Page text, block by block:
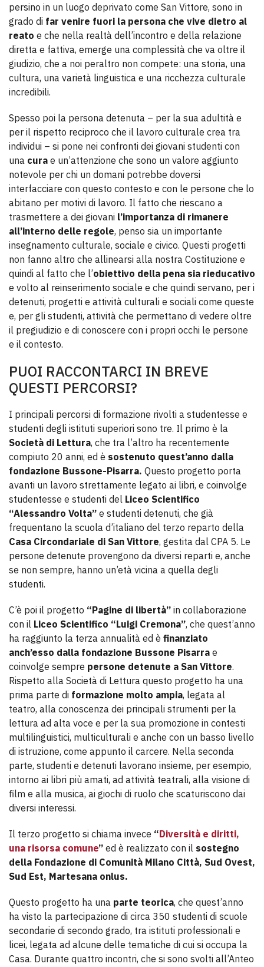
persino in un luogo deprivato come San Vittore, sono in
grado di far venire fuori la persona che vive dietro al
reato e che nella realtà dell’incontro e della relazione
diretta e fattiva, emerge una complessità che va oltre il
giudizio, che a noi peraltro non compete: una storia, una
cultura, una varietà linguistica e una ricchezza culturale
incredibili.
Spesso poi la persona detenuta – per la sua adultità e
per il rispetto reciproco che il lavoro culturale crea tra
individui – si pone nei confronti dei giovani studenti con
una cura e un’attenzione che sono un valore aggiunto
notevole per chi un domani potrebbe doversi
interfacciare con questo contesto e con le persone che lo
abitano per motivi di lavoro. Il fatto che riescano a
trasmettere a dei giovani l’importanza di rimanere
all’interno delle regole, penso sia un importante
insegnamento culturale, sociale e civico. Questi progetti
non fanno altro che allinearsi alla nostra Costituzione e
quindi al fatto che l’obiettivo della pena sia rieducativo
e volto al reinserimento sociale e che quindi servano, per i
detenuti, progetti e attività culturali e sociali come queste
e, per gli studenti, attività che permettano di vedere oltre
il pregiudizio e di conoscere con i propri occhi le persone
e il contesto.
PUOI RACCONTARCI IN BREVE
QUESTI PERCORSI?
I principali percorsi di formazione rivolti a studentesse e
studenti degli istituti superiori sono tre. Il primo è la
Società di Lettura, che tra l’altro ha recentemente
compiuto 20 anni, ed è sostenuto quest’anno dalla
fondazione Bussone-Pisarra. Questo progetto porta
avanti un lavoro strettamente legato ai libri, e coinvolge
studentesse e studenti del Liceo Scientifico
“Alessandro Volta” e studenti detenuti, che già
frequentano la scuola d’italiano del terzo reparto della
Casa Circondariale di San Vittore, gestita dal CPA 5. Le
persone detenute provengono da diversi reparti e, anche
se non sempre, hanno un’età vicina a quella degli
studenti.
C’è poi il progetto “Pagine di libertà” in collaborazione
con il Liceo Scientifico “Luigi Cremona”, che quest’anno
ha raggiunto la terza annualità ed è finanziato
anch’esso dalla fondazione Bussone Pisarra e
coinvolge sempre persone detenute a San Vittore.
Rispetto alla Società di Lettura questo progetto ha una
prima parte di formazione molto ampia, legata al
teatro, alla conoscenza dei principali strumenti per la
lettura ad alta voce e per la sua promozione in contesti
multilinguistici, multiculturali e anche con un basso livello
di istruzione, come appunto il carcere. Nella seconda
parte, studenti e detenuti lavorano insieme, per esempio,
intorno ai libri più amati, ad attività teatrali, alla visione di
film e alla musica, ai giochi di ruolo che scaturiscono dai
diversi interessi.
Il terzo progetto si chiama invece “Diversità e diritti,
una risorsa comune” ed è realizzato con il sostegno
della Fondazione di Comunità Milano Città, Sud Ovest,
Sud Est, Martesana onlus.
Questo progetto ha una parte teorica, che quest’anno
ha visto la partecipazione di circa 350 studenti di scuole
secondarie di secondo grado, tra istituti professionali e
licei, legata ad alcune delle tematiche di cui si occupa la
Casa. Durante quattro incontri, che si sono svolti all’Anteo